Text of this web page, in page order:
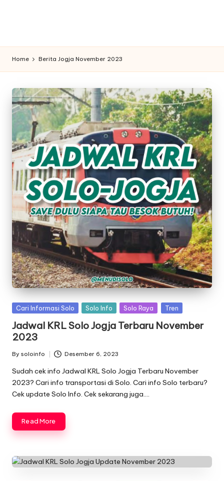
Home Berita Jogja November 2023
Posted
Cari Informasi Solo Solo Info Solo Raya Tren
Jadwal KRL Solo Jogja Terbaru November
2023
Posted
by
By soloinfo Desember 6, 2023
Sudah cek info Jadwal KRL Solo Jogja Terbaru November
2023? Cari info transportasi di Solo. Cari info Solo terbaru?
Cek update Solo Info. Cek sekarang juga….
Read More